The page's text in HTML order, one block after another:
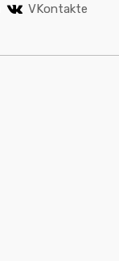
VKontakte